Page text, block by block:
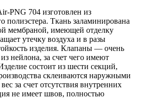
PNG 704 изготовлен из
полиэстера. Ткань заламинирована
мембраной, имеющей отделку
утечку воздуха и в разы
изделия. Клапаны — очень
нейлона, за счет чего имеют
состоит из шести секций,
склеиваются наружными
за счет отсутствия внутренних
не имеет швов, полностью